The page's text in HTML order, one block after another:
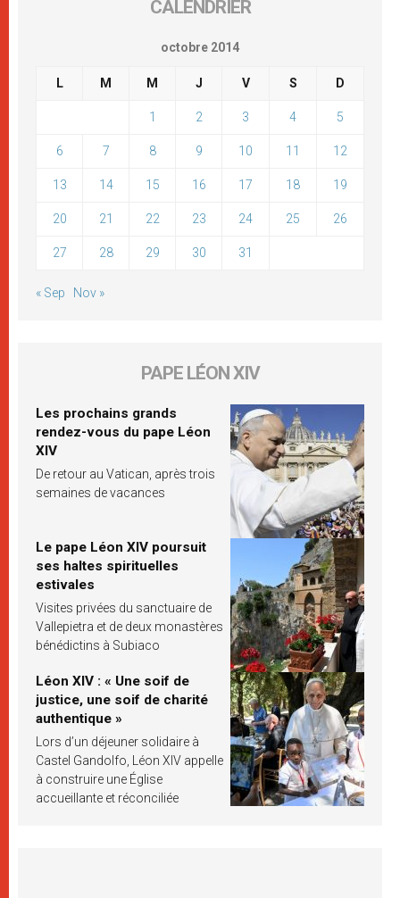
CALENDRIER
octobre 2014
L M M J V S D
1 2 3 4 5
6 7 8 9 10 11 12
13 14 15 16 17 18 19
20 21 22 23 24 25 26
27 28 29 30 31
« Sep Nov »
PAPE LÉON XIV
Les prochains grands
rendez-vous du pape Léon
XIV
De retour au Vatican, après trois
semaines de vacances
Le pape Léon XIV poursuit
ses haltes spirituelles
estivales
Visites privées du sanctuaire de
Vallepietra et de deux monastères
bénédictins à Subiaco
Léon XIV : « Une soif de
justice, une soif de charité
authentique »
Lors d’un déjeuner solidaire à
Castel Gandolfo, Léon XIV appelle
à construire une Église
accueillante et réconciliée